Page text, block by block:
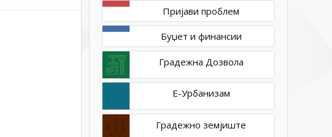
92ff6c2745452fe42615018549c72304-
Пријави проблем
Буџет и финансии
Градежна Дозвола
Е-Урбанизам
Градежно земјиште